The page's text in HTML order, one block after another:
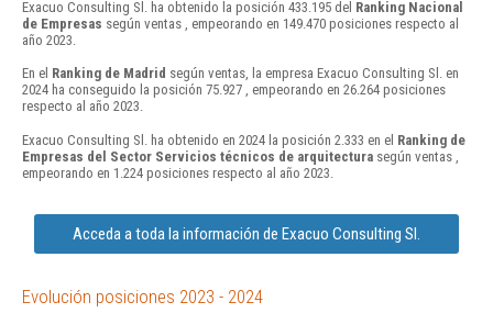
Exacuo Consulting Sl. ha obtenido la posición 433.195 del Ranking Nacional
de Empresas según ventas , empeorando en 149.470 posiciones respecto al
año 2023.
En el Ranking de Madrid según ventas, la empresa Exacuo Consulting Sl. en
2024 ha conseguido la posición 75.927 , empeorando en 26.264 posiciones
respecto al año 2023.
Exacuo Consulting Sl. ha obtenido en 2024 la posición 2.333 en el Ranking de
Empresas del Sector Servicios técnicos de arquitectura según ventas ,
empeorando en 1.224 posiciones respecto al año 2023.
Acceda a toda la información de Exacuo Consulting Sl.
Evolución posiciones 2023 - 2024